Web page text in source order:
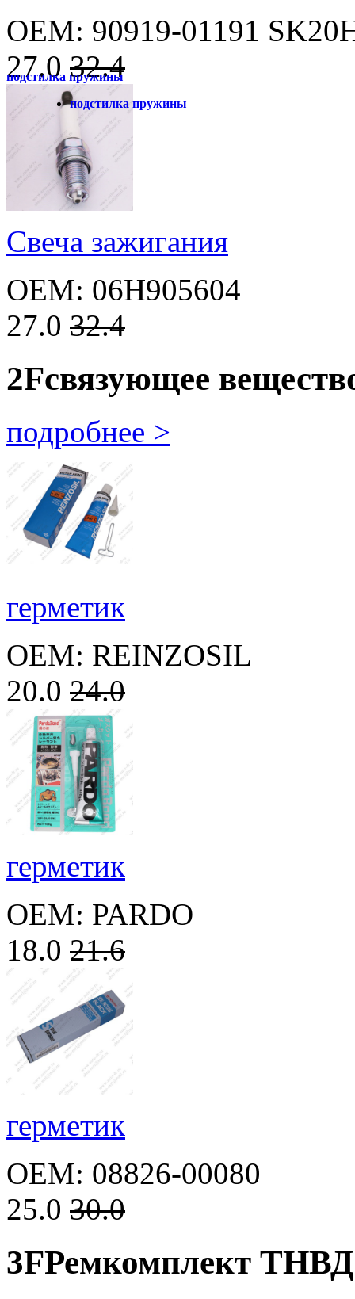
подстилка пружины
подстилка пружины
OEM: 90919-01191
27.032.4
Свеча зажигания
OEM: 06H905604
27.0 32.4
2Fсвязующее
подробнее >
герметик
OEM: REINZOSIL
20.0 24.0
герметик
OEM: PARDO
18.0 21.6
герметик
OEM: 08826-00080
25.0 30.0
3FРемкомплект ТНВД